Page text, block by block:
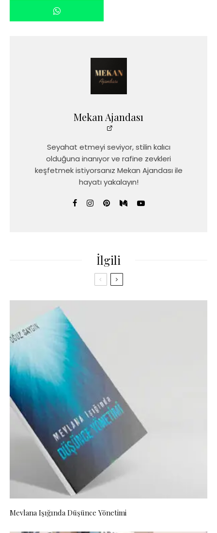
Mekan Ajandası
Seyahat etmeyi seviyor, stilin kalıcı
olduğuna inanıyor ve rafine zevkleri
keşfetmek istiyorsanız Mekan Ajandası ile
hayatı yakalayın!
İlgili
Mevlana Işığında Düşünce Yönetimi